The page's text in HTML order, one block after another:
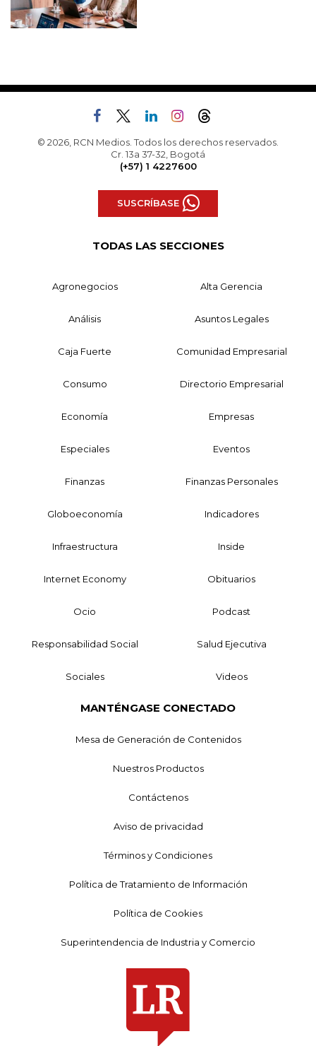
© 2026, RCN Medios. Todos los derechos reservados.
Cr. 13a 37-32, Bogotá
(+57) 1 4227600
SUSCRÍBASE
TODAS LAS SECCIONES
Agronegocios Alta Gerencia
Análisis Asuntos Legales
Caja Fuerte Comunidad Empresarial
Consumo Directorio Empresarial
Economía Empresas
Especiales Eventos
Finanzas Finanzas Personales
Globoeconomía Indicadores
Infraestructura Inside
Internet Economy Obituarios
Ocio Podcast
Responsabilidad Social Salud Ejecutiva
Sociales Videos
MANTÉNGASE CONECTADO
Mesa de Generación de Contenidos
Nuestros Productos
Contáctenos
Aviso de privacidad
Términos y Condiciones
Política de Tratamiento de Información
Política de Cookies
Superintendencia de Industria y Comercio